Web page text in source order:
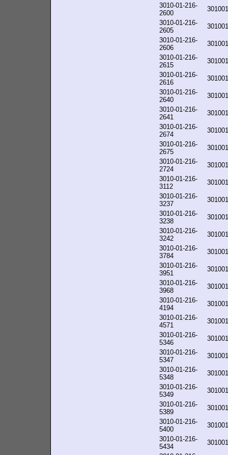
3010-01-216-
2600
3010-01-216-
2605
3010-01-216-
2606
3010-01-216-
2615
3010-01-216-
2616
3010-01-216-
2640
3010-01-216-
2641
3010-01-216-
2674
3010-01-216-
2675
3010-01-216-
2724
3010-01-216-
3112
3010-01-216-
3237
3010-01-216-
3238
3010-01-216-
3242
3010-01-216-
3784
3010-01-216-
3951
3010-01-216-
3968
3010-01-216-
4194
3010-01-216-
4571
3010-01-216-
5346
3010-01-216-
5347
3010-01-216-
5348
3010-01-216-
5349
3010-01-216-
5389
3010-01-216-
5400
3010-01-216-
5434